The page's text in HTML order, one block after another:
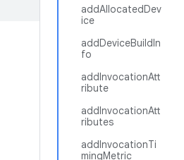
addAllocatedDev
ice
addDeviceBuildIn
fo
addInvocationAtt
ribute
addInvocationAtt
ributes
addInvocationTi
mingMetric